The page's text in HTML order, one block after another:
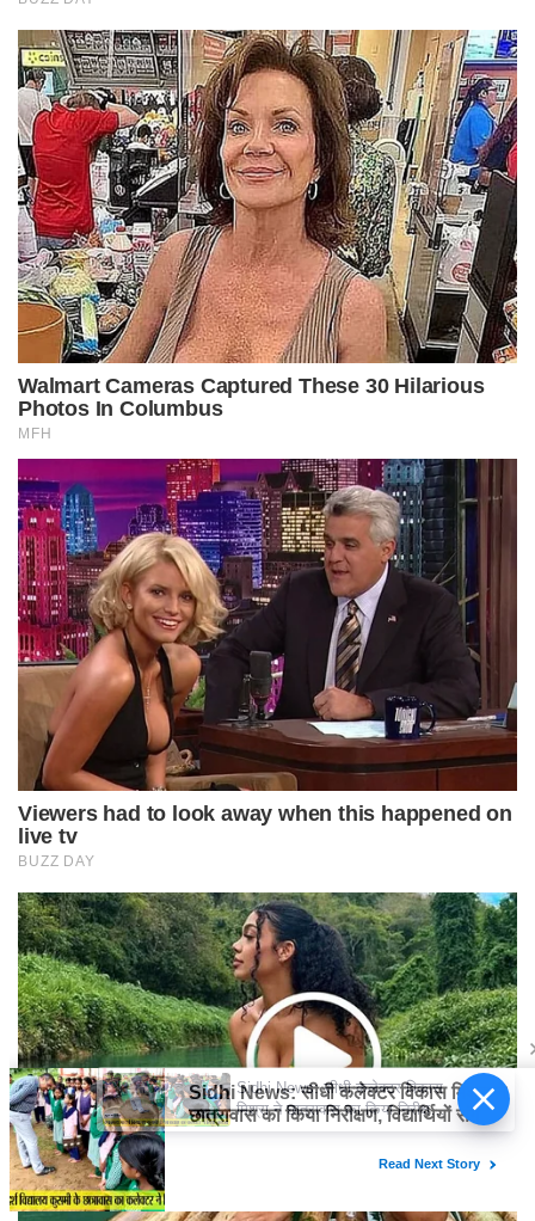
Sidhi News: सीधी कलेक्टर विकास
मिश्रा ने छात्रावास का किया निरीक्षण,
विद्यार्थियों संग किया रात्रि भोजन